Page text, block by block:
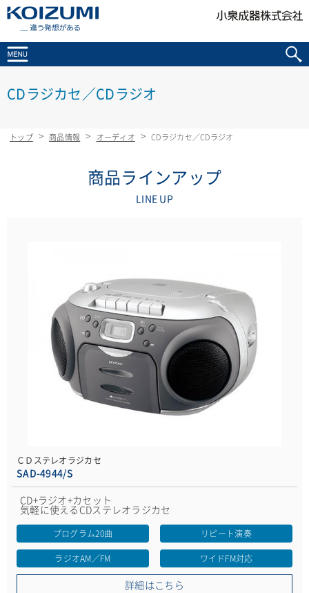
CDラジカセ／CDラジオ
トップ 商品情報 オーディオ CDラジカセ／CDラジオ
商品ラインアップ
LINE UP
ＣＤステレオラジカセ
SAD-4944/S
CD+ラジオ+カセット
気軽に使えるCDステレオラジカセ
プログラム20曲 リピート演奏
ラジオAM／FM ワイドFM対応
詳細はこちら